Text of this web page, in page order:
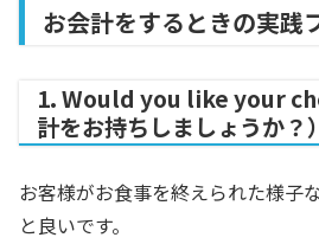
お会計をするときの実践
1. Would you like your
計をお持ちしましょうか？）
お客様がお食事を終えられた様子
と良いです。